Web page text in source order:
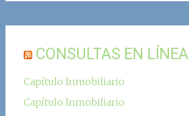
CONSULTAS EN LÍNEA
Capítulo Inmobiliario
Capítulo Inmobiliario